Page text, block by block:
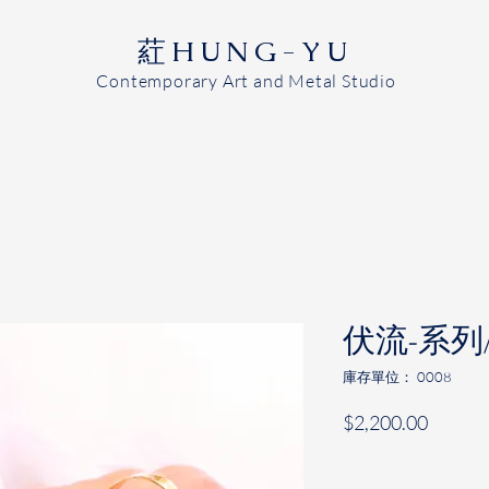
​葒HUNG-YU
Contemporary Art and Metal Studio
伏流-系
庫存單位： 0008
$2,200.00價